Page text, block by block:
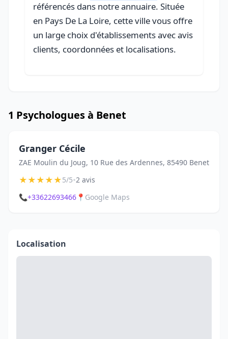
référencés dans notre annuaire. Située
en Pays De La Loire, cette ville vous offre
un large choix d'établissements avec avis
clients, coordonnées et localisations.
1 Psychologues à Benet
Granger Cécile
ZAE Moulin du Joug, 10 Rue des Ardennes, 85490 Benet
★★★★★5/5•2 avis
📞+33622693466 📍 Google Maps
Localisation